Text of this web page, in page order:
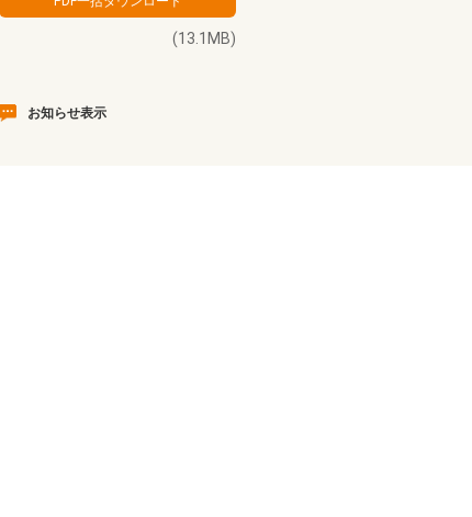
(13.1MB)
お知らせ表示